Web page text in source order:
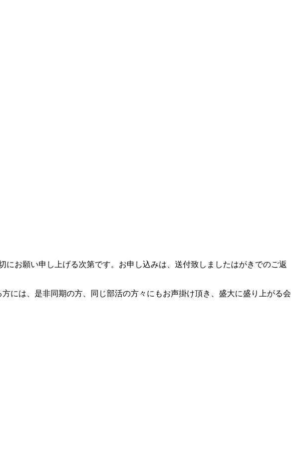
お願い申し上げる次第です。お申し込みは、送付致しましたはがきでのご返
には、是非同期の方、同じ部活の方々にもお声掛け頂き、盛大に盛り上がる会